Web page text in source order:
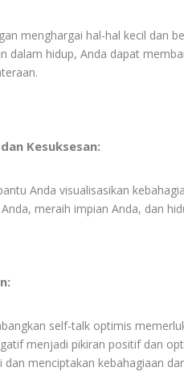
menghargai hal-hal kecil dan
dalam hidup, Anda dapat
Kesuksesan:
Anda visualisasikan
meraih impian Anda, dan
self-talk optimis
menjadi pikiran positif dan
menciptakan kebahagiaan